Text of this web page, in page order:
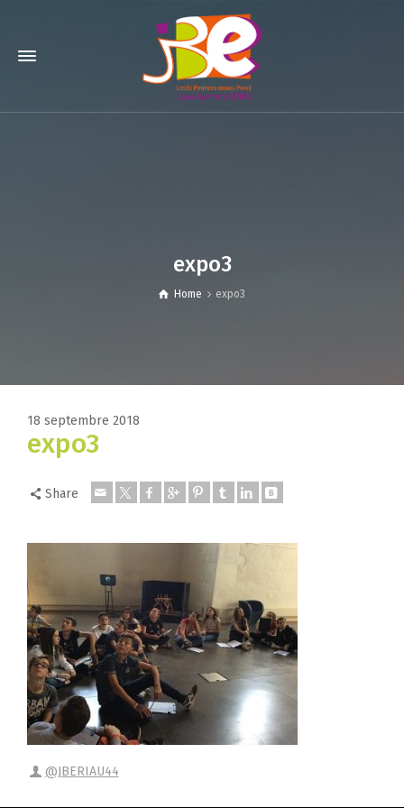
expo3
Home expo3
18 septembre 2018
expo3
Share
@JBERIAU44